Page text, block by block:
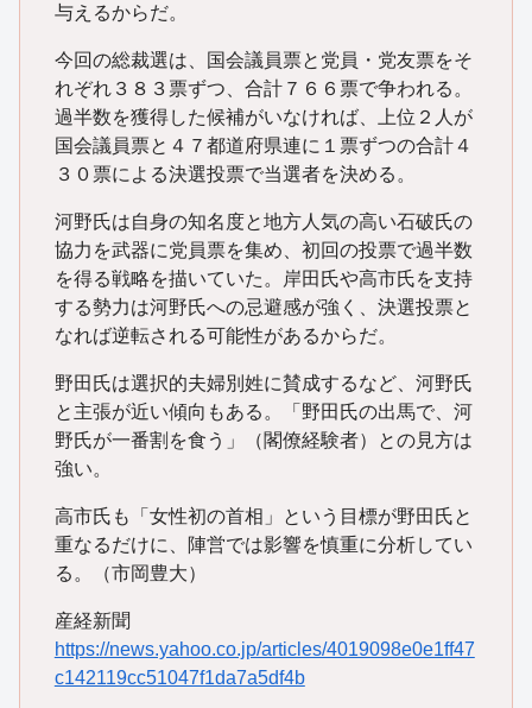
与えるからだ。
今回の総裁選は、国会議員票と党員・党友票をそ
れぞれ３８３票ずつ、合計７６６票で争われる。
過半数を獲得した候補がいなければ、上位２人が
国会議員票と４７都道府県連に１票ずつの合計４
３０票による決選投票で当選者を決める。
河野氏は自身の知名度と地方人気の高い石破氏の
協力を武器に党員票を集め、初回の投票で過半数
を得る戦略を描いていた。岸田氏や高市氏を支持
する勢力は河野氏への忌避感が強く、決選投票と
なれば逆転される可能性があるからだ。
野田氏は選択的夫婦別姓に賛成するなど、河野氏
と主張が近い傾向もある。「野田氏の出馬で、河
野氏が一番割を食う」（閣僚経験者）との見方は
強い。
高市氏も「女性初の首相」という目標が野田氏と
重なるだけに、陣営では影響を慎重に分析してい
る。（市岡豊大）
産経新聞
https://news.yahoo.co.jp/articles/4019098e0e1ff47
c142119cc51047f1da7a5df4b